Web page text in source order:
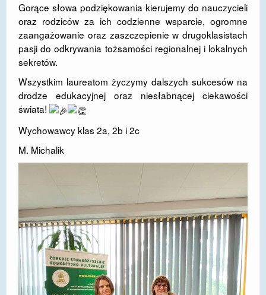
​Gorące słowa podziękowania kierujemy do nauczycieli
oraz rodziców za ich codzienne wsparcie, ogromne
zaangażowanie oraz zaszczepienie w drugoklasistach
pasji do odkrywania tożsamości regionalnej i lokalnych
sekretów.
​Wszystkim laureatom życzymy dalszych sukcesów na
drodze edukacyjnej oraz niesłabnącej ciekawości
świata!
​Wychowawcy klas 2a, 2b i 2c
M. Michalik